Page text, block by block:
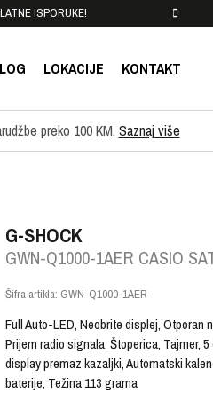
ISPORUKE!
LOKACIJE KONTAKT
preko 100 KM. Saznaj više
G-SHOCK
GWN-Q1000-1AER CASIO
Šifra artikla: GWN-Q1000-1AER
Full Auto-LED, Neobrite displej, Otporan
Prijem radio signala, Štoperica, Tajmer,
display premaz kazaljki, Automatski
baterije, Težina 113 grama